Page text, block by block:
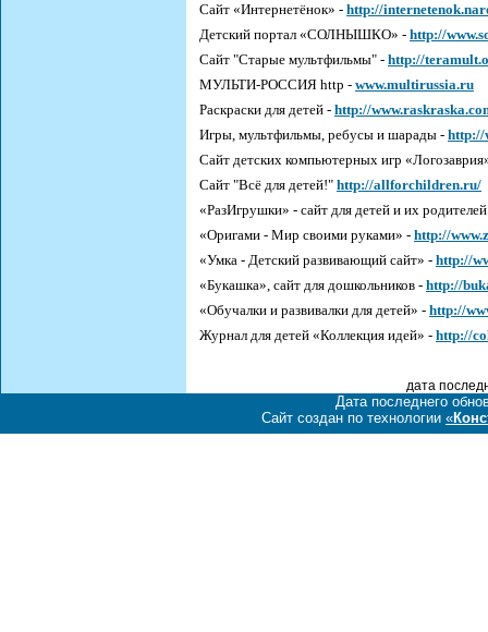
Сайт «Интернетёнок» - http://
Детский портал «СОЛНЫШКО» - http://
Сайт "Старые мультфильмы" - http://
МУЛЬТИ-РОССИЯ http - www.multirussia.ru
Раскраски для детей - http://
Игры, мультфильмы, ребусы и шарады - http://
Сайт детских компьютерных игр
Сайт "Всё для детей!" http://allforchildren.ru/
«РазИгрушки» - сайт для детей и их
«Оригами - Мир своими руками» - http://
«Умка - Детский развивающий сайт» - http://
«Букашка», сайт для дошкольников - http://
«Обучалки и развивалки для детей» - http://
Журнал для детей «Коллекция идей» - http://
дата
Дата последнего
Сайт создан по технологии «